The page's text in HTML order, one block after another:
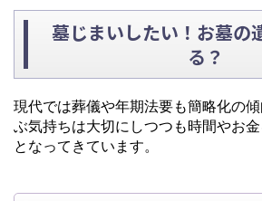
墓じまいしたい！お墓の
る？
現代では葬儀や年期法要も簡略化の
ぶ気持ちは大切にしつつも時間やお
となってきています。